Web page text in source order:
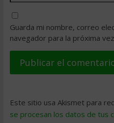
Guarda mi nombre, correo
navegador para la próxima
Este sitio usa Akismet para
se procesan los datos de tus